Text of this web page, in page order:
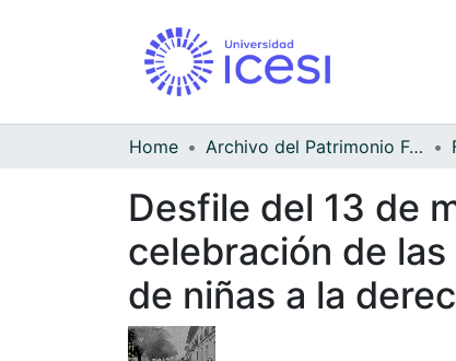
Home Archivo del Patrimonio Fotográfico y Fílmico del Valle del Cauca
Desfile del 13 de
celebración de
de niñas a la